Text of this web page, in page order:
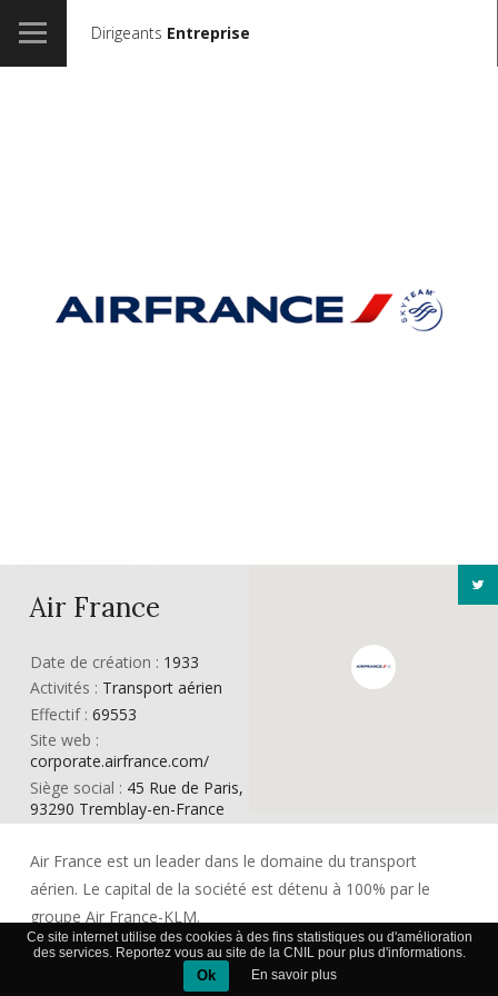
Dirigeants Entreprise
Air France
Date de création : 1933
Activités : Transport aérien
Effectif : 69553
Site web :
corporate.airfrance.com/
Siège social : 45 Rue de Paris,
93290 Tremblay-en-France
Air France est un leader dans le domaine du transport
aérien. Le capital de la société est détenu à 100% par le
groupe Air France-KLM.
L’entreprise effectue trois types d’activités principales: le
passage, le cargo et la maintenance.
Ce site internet utilise des cookies à des fins statistiques ou d'amélioration
des services. Reportez vous au site de la CNIL pour plus d'informations.
Ok En savoir plus